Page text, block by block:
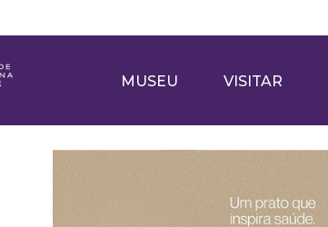
MUSEU VISITAR